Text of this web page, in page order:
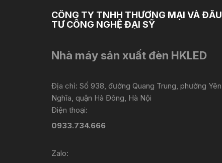
CÔNG TY TNHH THƯƠNG MẠI VÀ ĐẦU
TƯ CÔNG NGHỆ ĐẠI SỸ
Nhà máy sản xuất đèn HKLED
Địa chỉ: Số 938, đường Quang Trung, phường Yên
Nghĩa, quận Hà Đông, Hà Nội
Điện thoại:
0933.734.666
Zalo: